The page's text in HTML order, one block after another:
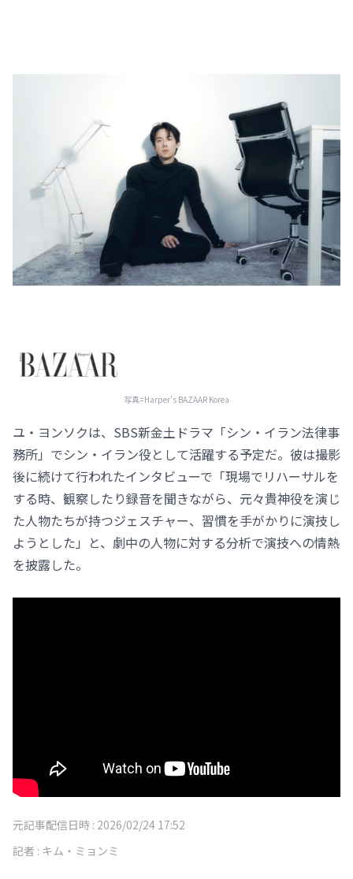
写真=Harper's BAZAAR Korea
ユ・ヨンソクは、SBS新金土ドラマ「シン・イラン法律事
務所」でシン・イラン役として活躍する予定だ。彼は撮影
後に続けて行われたインタビューで「現場でリハーサルを
する時、観察したり録音を聞きながら、元々貴神役を演じ
た人物たちが持つジェスチャー、習慣を手がかりに演技し
ようとした」と、劇中の人物に対する分析で演技への情熱
を披露した。
元記事配信日時 : 2026/02/24 17:52
記者 : キム・ミョンミ